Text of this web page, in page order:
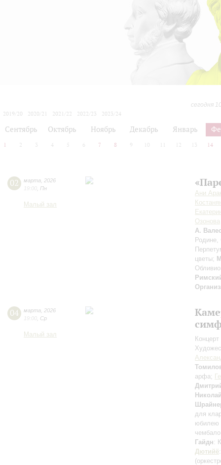
сегодня
2019/20
2020/21 2021/22 2022/23
2023/24
Сентябрь Октябрь Ноябрь Декабрь Январь
1 2 3 4 5 6 7 8 9 10 12 13 14
02 марта
2026
19:00 Пн
Малый зал
Ани
Озонова
А.
цветы;
04 марта
2026
19:00 Ср
Малый зал
арфа;
для
юбилею
Гайдн:
Дютийё